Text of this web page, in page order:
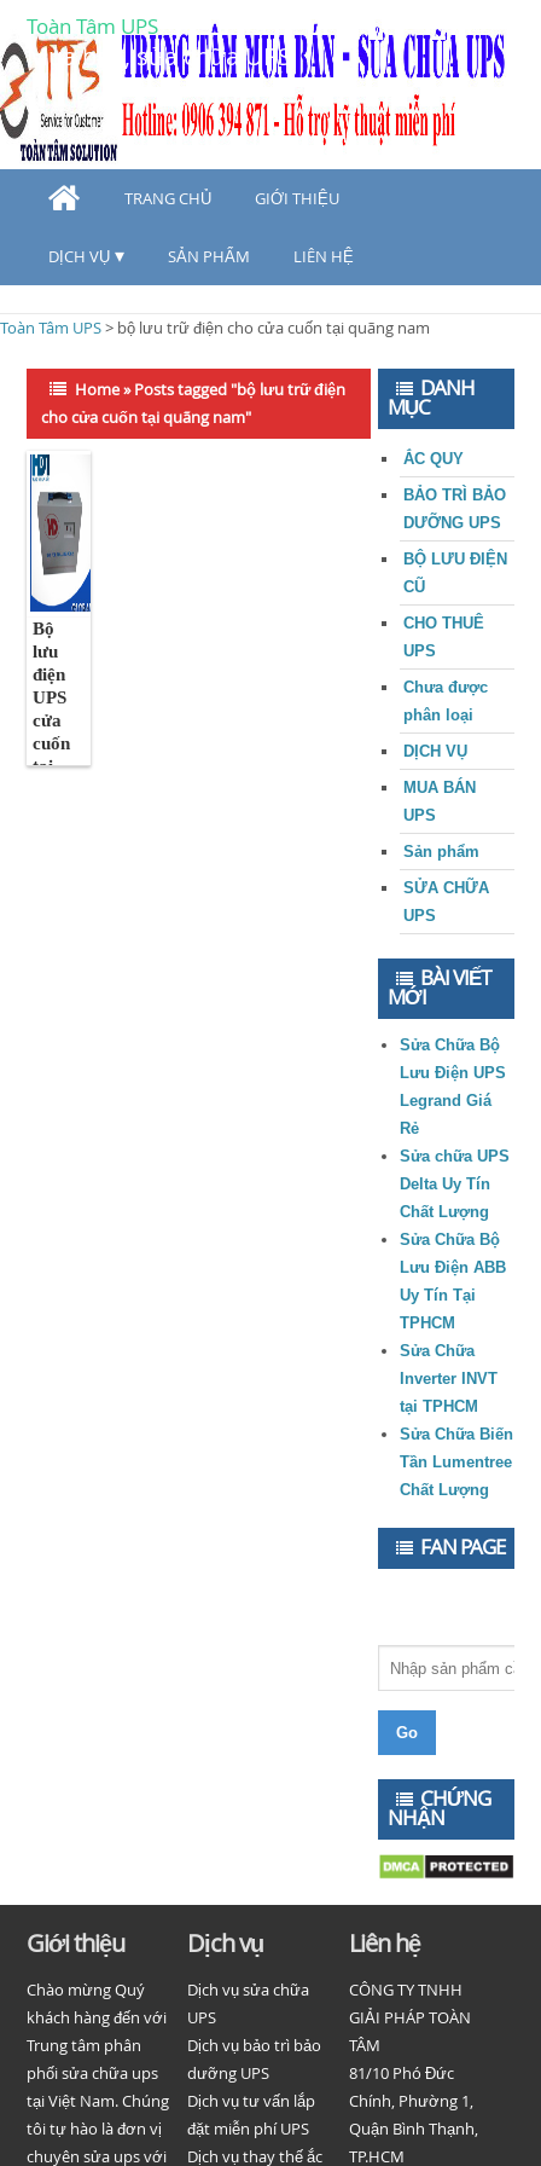
Toàn Tâm UPS
Mua bán, sửa chữa UPS
TRANG CHỦ GIỚI THIỆU
DỊCH VỤ SẢN PHẨM LIÊN HỆ
Toàn Tâm UPS> bộ lưu trữ điện cho cửa cuốn tại quãng nam
Home»Posts tagged "bộ lưu trữ điện
cho cửa cuốn tại quãng nam"
Bộ
lưu
điện
UPS
cửa
cuốn
tại
DANH
MỤC
ẮC QUY
BẢO TRÌ BẢO
DƯỠNG UPS
BỘ LƯU ĐIỆN
CŨ
CHO THUÊ
UPS
Chưa được
phân loại
DỊCH VỤ
MUA BÁN
UPS
Sản phẩm
SỬA CHỮA
UPS
BÀI VIẾT
MỚI
Sửa Chữa Bộ
Lưu Điện UPS
Legrand Giá
Rẻ
Sửa chữa UPS
Delta Uy Tín
Chất Lượng
Sửa Chữa Bộ
Lưu Điện ABB
Uy Tín Tại
TPHCM
Sửa Chữa
Inverter INVT
tại TPHCM
Sửa Chữa Biến
Tần Lumentree
Chất Lượng
FAN PAGE
CHỨNG
NHẬN
Giới thiệu
Chào mừng Quý
khách hàng đến với
Trung tâm phân
phối sửa chữa ups
tại Việt Nam. Chúng
tôi tự hào là đơn vị
chuyên sửa ups với
Dịch vụ
Dịch vụ sửa chữa
UPS
Dịch vụ bảo trì bảo
dưỡng UPS
Dịch vụ tư vấn lắp
đặt miễn phí UPS
Dịch vụ thay thế ắc
Liên hệ
CÔNG TY TNHH
GIẢI PHÁP TOÀN
TÂM
81/10 Phó Đức
Chính, Phường 1,
Quận Bình Thạnh,
TP.HCM